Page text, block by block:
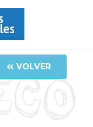
VOLVER